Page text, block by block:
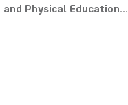
Physical Education...